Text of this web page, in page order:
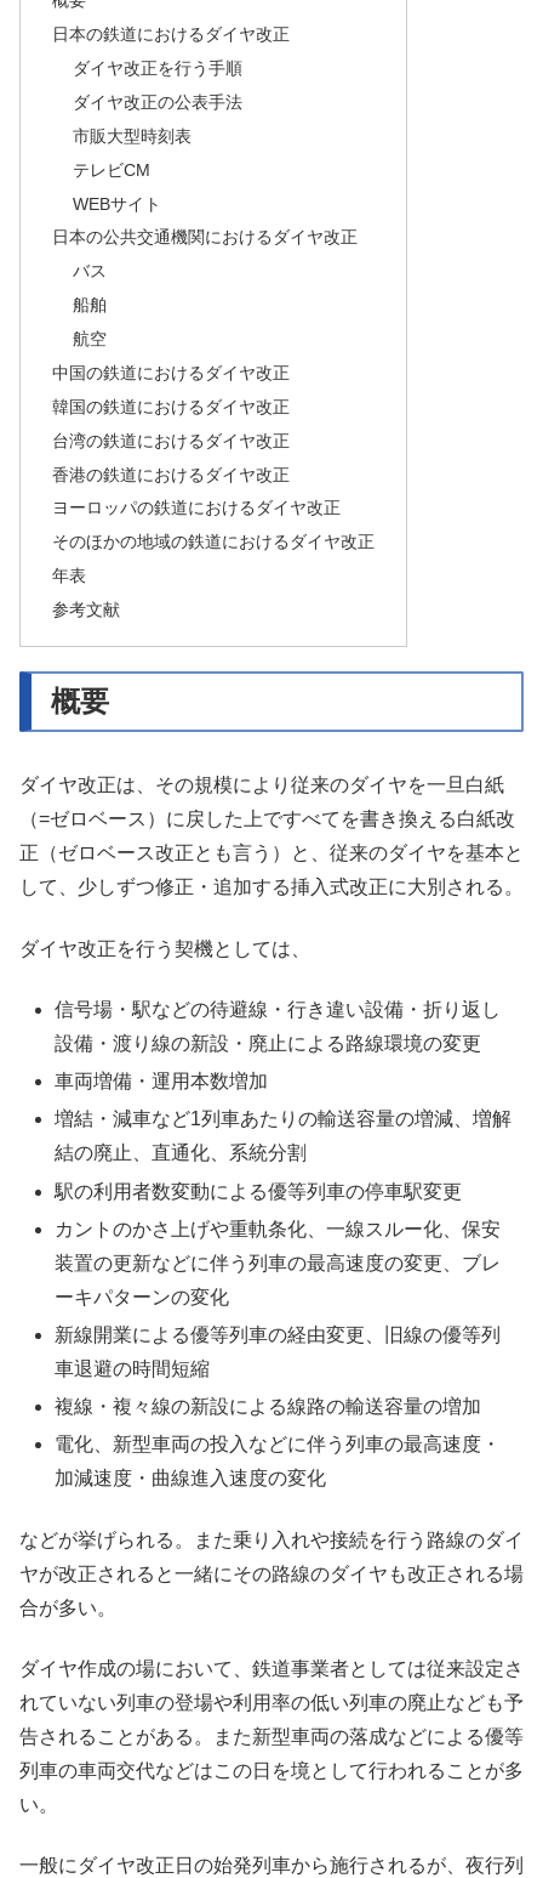
日本の鉄道におけるダイヤ改正
ダイヤ改正を行う手順
ダイヤ改正の公表手法
市販大型時刻表
テレビCM
WEBサイト
日本の公共交通機関におけるダイヤ改正
バス
船舶
航空
中国の鉄道におけるダイヤ改正
韓国の鉄道におけるダイヤ改正
台湾の鉄道におけるダイヤ改正
香港の鉄道におけるダイヤ改正
ヨーロッパの鉄道におけるダイヤ改正
そのほかの地域の鉄道におけるダイヤ改正
年表
参考文献
概要
ダイヤ改正は、その規模により従来のダイヤを一旦白紙
（=ゼロベース）に戻した上ですべてを書き換える白紙改
正（ゼロベース改正とも言う）と、従来のダイヤを基本と
して、少しずつ修正・追加する挿入式改正に大別される。
ダイヤ改正を行う契機としては、
信号場・駅などの待避線・行き違い設備・折り返し
設備・渡り線の新設・廃止による路線環境の変更
車両増備・運用本数増加
増結・減車など1列車あたりの輸送容量の増減、増解
結の廃止、直通化、系統分割
駅の利用者数変動による優等列車の停車駅変更
カントのかさ上げや重軌条化、一線スルー化、保安
装置の更新などに伴う列車の最高速度の変更、ブレ
ーキパターンの変化
新線開業による優等列車の経由変更、旧線の優等列
車退避の時間短縮
複線・複々線の新設による線路の輸送容量の増加
電化、新型車両の投入などに伴う列車の最高速度・
加減速度・曲線進入速度の変化
などが挙げられる。また乗り入れや接続を行う路線のダイ
ヤが改正されると一緒にその路線のダイヤも改正される場
合が多い。
ダイヤ作成の場において、鉄道事業者としては従来設定さ
れていない列車の登場や利用率の低い列車の廃止なども予
告されることがある。また新型車両の落成などによる優等
列車の車両交代などはこの日を境として行われることが多
い。
一般にダイヤ改正日の始発列車から施行されるが、夜行列